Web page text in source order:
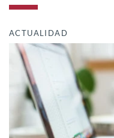
ACTUALIDAD